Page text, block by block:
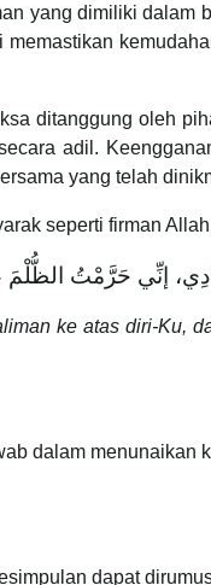
yang dimiliki dalam
ditanggung oleh
adil.
yang telah
seperti firman
إنِّي حَرَّمْتُ الظُّلْمَ
ke atas diri-Ku,
dalam menunaikan
dapat